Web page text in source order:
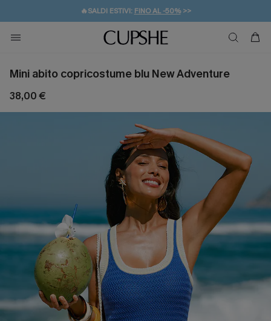
🔥SALDI ESTIVI: FINO AL -50%>>
🚚SPEDIZIONE GRATUITA DA 49€
💌REGALO PER I NUOVI: 20% DI SCONTO*
Mini abito copricostume blu New Adventure
38,00 €